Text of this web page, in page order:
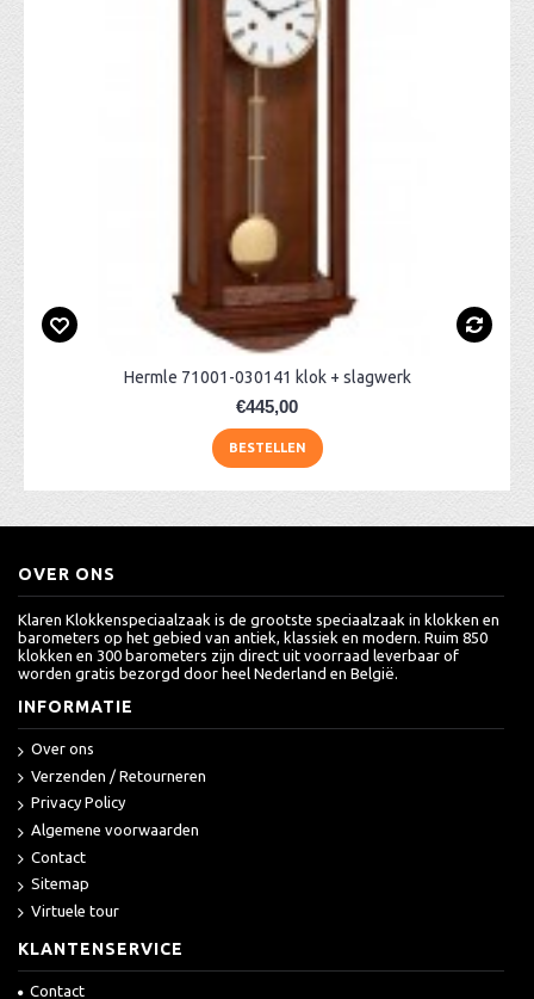
Hermle 71001-030141 klok + slagwerk
€445,00
BESTELLEN
OVER ONS
Klaren Klokkenspeciaalzaak is de grootste speciaalzaak in klokken en
barometers op het gebied van antiek, klassiek en modern. Ruim 850
klokken en 300 barometers zijn direct uit voorraad leverbaar of
worden gratis bezorgd door heel Nederland en België.
INFORMATIE
Over ons
Verzenden / Retourneren
Privacy Policy
Algemene voorwaarden
Contact
Sitemap
Virtuele tour
KLANTENSERVICE
Contact